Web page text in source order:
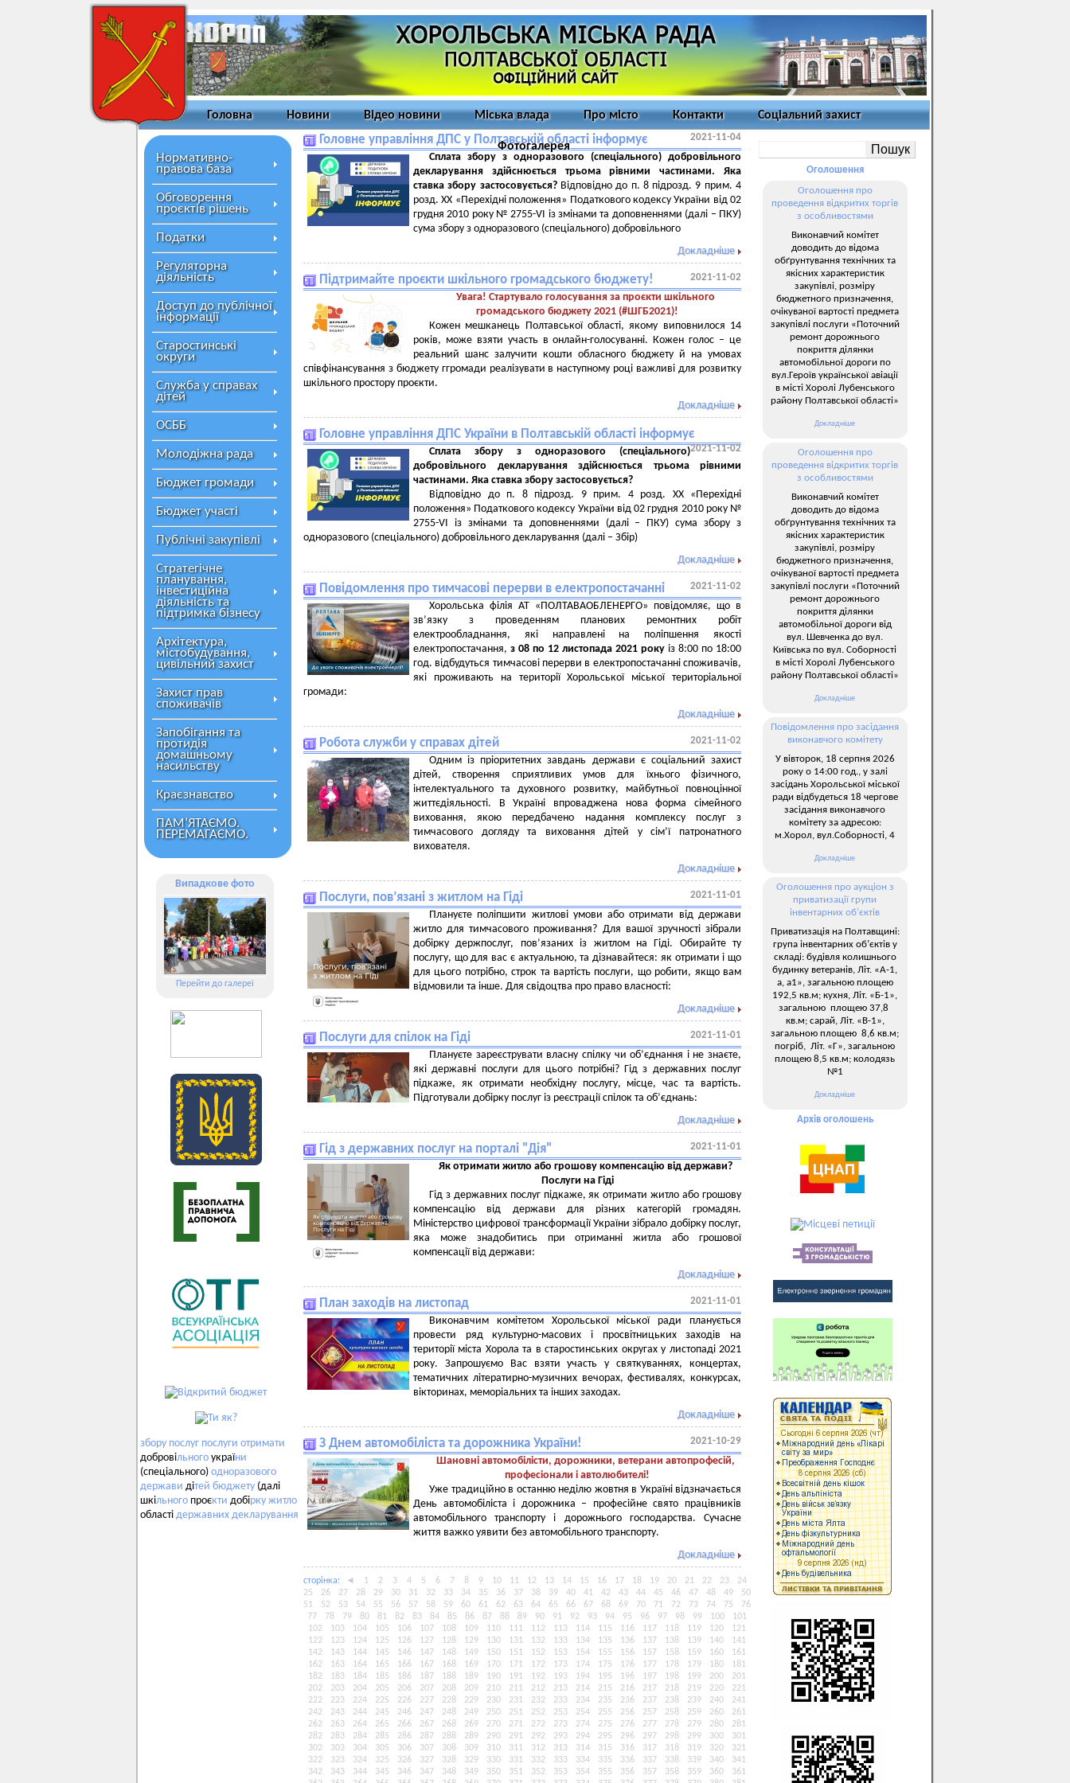
Головна Новини Відео новини Міська влада Про місто Контакти Соціальний захист
Фотогалерея
Нормативно-
правова база
Обговорення
проєктів рішень
Податки
Регуляторна
діяльність
Доступ до публічної
інформації
Старостинські
округи
Служба у справах
дітей
ОСББ
Молодіжна рада
Бюджет громади
Бюджет участі
Публічні закупівлі
Стратегічне
планування,
інвестиційна
діяльність та
підтримка бізнесу
Архітектура,
містобудування,
цивільний захист
Захист прав
споживачів
Запобігання та
протидія
домашньому
насильству
Краєзнавство
ПАМ’ЯТАЄМО.
ПЕРЕМАГАЄМО.
Випадкове фото
Перейти до галереї
збору послуг послуги отримати
добровільного україни
(спеціального) одноразового
держави дітей бюджету (далі
шкільного проєкти добірку житло
області державних декларування
Головне управління ДПС у Полтавській області інформує 2021-11-04
Сплата збору з одноразового (спеціального) добровільного
декларування здійснюється трьома рівними частинами. Яка
ставка збору застосовується? Відповідно до п. 8 підрозд. 9 прим. 4
розд. ХХ «Перехідні положення» Податкового кодексу України від 02
грудня 2010 року № 2755-VI із змінами та доповненнями (далі – ПКУ)
сума збору з одноразового (спеціального) добровільного
Докладніше
Підтримайте проєкти шкільного громадського бюджету! 2021-11-02
Увага! Стартувало голосування за проєкти шкільного
громадського бюджету 2021 (#ШГБ2021)!
Кожен мешканець Полтавської області, якому виповнилося 14
років, може взяти участь в онлайн-голосуванні. Кожен голос – це
реальний шанс залучити кошти обласного бюджету й на умовах
співфінансування з бюджету ггромади реалізувати в наступному році важливі для розвитку
шкільного простору проєкти.
Докладніше
Головне управління ДПС України в Полтавській області інформує
2021-11-02
Сплата збору з одноразового (спеціального)
добровільного декларування здійснюється трьома рівними
частинами. Яка ставка збору застосовується?
Відповідно до п. 8 підрозд. 9 прим. 4 розд. ХХ «Перехідні
положення» Податкового кодексу України від 02 грудня 2010 року №
2755-VI із змінами та доповненнями (далі – ПКУ) сума збору з
одноразового (спеціального) добровільного декларування (далі – Збір)
Докладніше
Повідомлення про тимчасові перерви в електропостачанні 2021-11-02
Хорольська філія АТ «ПОЛТАВАОБЛЕНЕРГО» повідомляє, що в
зв’язку з проведенням планових ремонтних робіт
електрообладнання, які направлені на поліпшення якості
електропостачання, з 08 по 12 листопада 2021 року із 8:00 по 18:00
год. відбудуться тимчасові перерви в електропостачанні споживачів,
які проживають на території Хорольської міської територіальної
громади:
Докладніше
Робота служби у справах дітей 2021-11-02
Одним із пріоритетних завдань держави є соціальний захист
дітей, створення сприятливих умов для їхнього фізичного,
інтелектуального та духовного розвитку, майбутньої повноцінної
життєдіяльності. В Україні впроваджена нова форма сімейного
виховання, якою передбачено надання комплексу послуг з
тимчасового догляду та виховання дітей у сім’ї патронатного
вихователя.
Докладніше
Послуги, пов’язані з житлом на Гіді 2021-11-01
Плануєте поліпшити житлові умови або отримати від держави
житло для тимчасового проживання? Для вашої зручності зібрали
добірку держпослуг, пов’язаних із житлом на Гіді. Обирайте ту
послугу, що для вас є актуальною, та дізнавайтеся: як отримати і що
для цього потрібно, строк та вартість послуги, що робити, якщо вам
відмовили та інше. Для свідоцтва про право власності:
Докладніше
Послуги для спілок на Гіді 2021-11-01
Плануєте зареєструвати власну спілку чи об’єднання і не знаєте,
які державні послуги для цього потрібні? Гід з державних послуг
підкаже, як отримати необхідну послугу, місце, час та вартість.
Підготували добірку послуг із реєстрації спілок та об’єднань:
Докладніше
Гід з державних послуг на порталі "Дія" 2021-11-01
Як отримати житло або грошову компенсацію від держави?
Послуги на Гіді
Гід з державних послуг підкаже, як отримати житло або грошову
компенсацію від держави для різних категорій громадян.
Міністерство цифрової трансформації України зібрало добірку послуг,
яка може знадобитись при отриманні житла або грошової
компенсації від держави:
Докладніше
План заходів на листопад 2021-11-01
Виконавчим комітетом Хорольської міської ради планується
провести ряд культурно-масових і просвітницьких заходів на
території міста Хорола та в старостинських округах у листопаді 2021
року. Запрошуємо Вас взяти участь у святкуваннях, концертах,
тематичних літератирно-музичних вечорах, фестивалях, конкурсах,
вікторинах, меморіальних та інших заходах.
Докладніше
З Днем автомобіліста та дорожника України! 2021-10-29
Шановні автомобілісти, дорожники, ветерани автопрофесій,
професіонали і автолюбителі!
Уже традиційно в останню неділю жовтня в Україні відзначається
День автомобіліста і дорожника – професійне свято працівників
автомобільного транспорту і дорожнього господарства. Сучасне
життя важко уявити без автомобільного транспорту.
Докладніше
сторiнка: ◄ 1 2 3 4 5 6 7 8 9 10 11 12 13 14 15 16 17 18 19 20 21 22 23
24
25
26 27 28 29 30 31 32 33 34 35 36 37 38 39 40 41 42 43 44 45 46 47 48 49
50
51
52 53 54 55 56 57 58 59 60 61 62 63 64 65 66 67 68 69 70 71 72 73 74 75
76
77
78 79 80 81 82 83 84 85 86 87 88 89 90 91 92 93 94 95 96 97 98 99 100
101
102
103 104 105 106 107 108 109 110 111 112 113 114 115 116 117 118 119 120
121
122
123 124 125 126 127 128 129 130 131 132 133 134 135 136 137 138 139 140
141
142
143 144 145 146 147 148 149 150 151 152 153 154 155 156 157 158 159 160
161
162
163 164 165 166 167 168 169 170 171 172 173 174 175 176 177 178 179 180
181
182
183 184 185 186 187 188 189 190 191 192 193 194 195 196 197 198 199 200
201
202
203 204 205 206 207 208 209 210 211 212 213 214 215 216 217 218 219 220
221
222
223 224 225 226 227 228 229 230 231 232 233 234 235 236 237 238 239 240
241
242
243 244 245 246 247 248 249 250 251 252 253 254 255 256 257 258 259 260
261
262
263 264 265 266 267 268 269 270 271 272 273 274 275 276 277 278 279 280
281
282
283 284 285 286 287 288 289 290 291 292 293 294 295 296 297 298 299 300
301
302
303 304 305 306 307 308 309 310 311 312 313 314 315 316 317 318 319 320
321
322
323 324 325 326 327 328 329 330 331 332 333 334 335 336 337 338 339 340
341
342
343 344 345 346 347 348 349 350 351 352 353 354 355 356 357 358 359 360
361
Оголошення
Оголошення про
проведення відкритих торгів
з особливостями
Виконавчий комітет
доводить до відома
обґрунтування технічних та
якісних характеристик
закупівлі, розміру
бюджетного призначення,
очікуваної вартості предмета
закупівлі послуги «Поточний
ремонт дорожнього
покриття ділянки
автомобільної дороги по
вул.Героїв української авіації
в місті Хоролі Лубенського
району Полтавської області»
Докладніше
Оголошення про
проведення відкритих торгів
з особливостями
Виконавчий комітет
доводить до відома
обґрунтування технічних та
якісних характеристик
закупівлі, розміру
бюджетного призначення,
очікуваної вартості предмета
закупівлі послуги «Поточний
ремонт дорожнього
покриття ділянки
автомобільної дороги від
вул. Шевченка до вул.
Київська по вул. Соборності
в місті Хоролі Лубенського
району Полтавської області»
Докладніше
Повідомлення про засідання
виконавчого комітету
У вівторок, 18 серпня 2026
року о 14:00 год., у залі
засідань Хорольської міської
ради відбудеться 18 чергове
засідання виконавчого
комітету за адресою:
м.Хорол, вул.Соборності, 4
Докладніше
Оголошення про аукціон з
приватизації групи
інвентарних об’єктів
Приватизація на Полтавщині:
група інвентарних об’єктів у
складі: будівля колишнього
будинку ветеранів, Літ. «А-1,
а, а1», загальною площею
192,5 кв.м; кухня, Літ. «Б-1»,
загальною площею 37,8
кв.м; сарай, Літ. «В-1»,
загальною площею 8,6 кв.м;
погріб, Літ. «Г», загальною
площею 8,5 кв.м; колодязь
№1
Докладніше
Архів оголошень